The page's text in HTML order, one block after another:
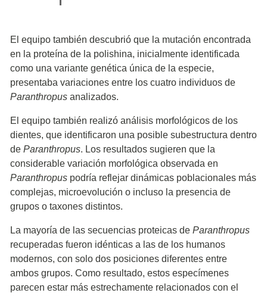
El equipo también descubrió que la mutación encontrada
en la proteína de la polishina, inicialmente identificada
como una variante genética única de la especie,
presentaba variaciones entre los cuatro individuos de
Paranthropus analizados.
El equipo también realizó análisis morfológicos de los
dientes, que identificaron una posible subestructura dentro
de Paranthropus. Los resultados sugieren que la
considerable variación morfológica observada en
Paranthropus podría reflejar dinámicas poblacionales más
complejas, microevolución o incluso la presencia de
grupos o taxones distintos.
La mayoría de las secuencias proteicas de Paranthropus
recuperadas fueron idénticas a las de los humanos
modernos, con solo dos posiciones diferentes entre
ambos grupos. Como resultado, estos especímenes
parecen estar más estrechamente relacionados con el